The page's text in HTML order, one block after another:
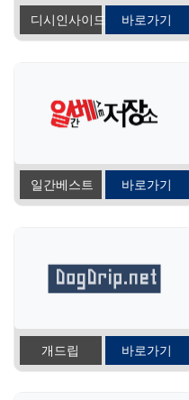
디시인사이드 바로가기
일간베스트 바로가기
개드립 바로가기